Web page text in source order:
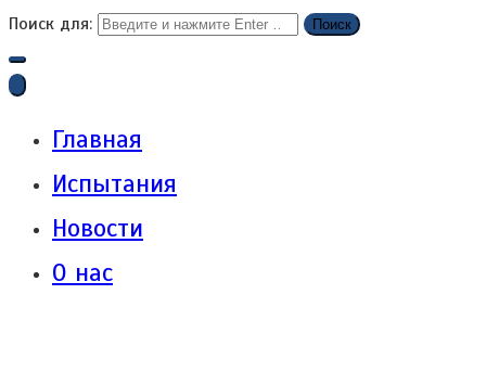
Поиск для:
Главная
Испытания
Новости
О нас